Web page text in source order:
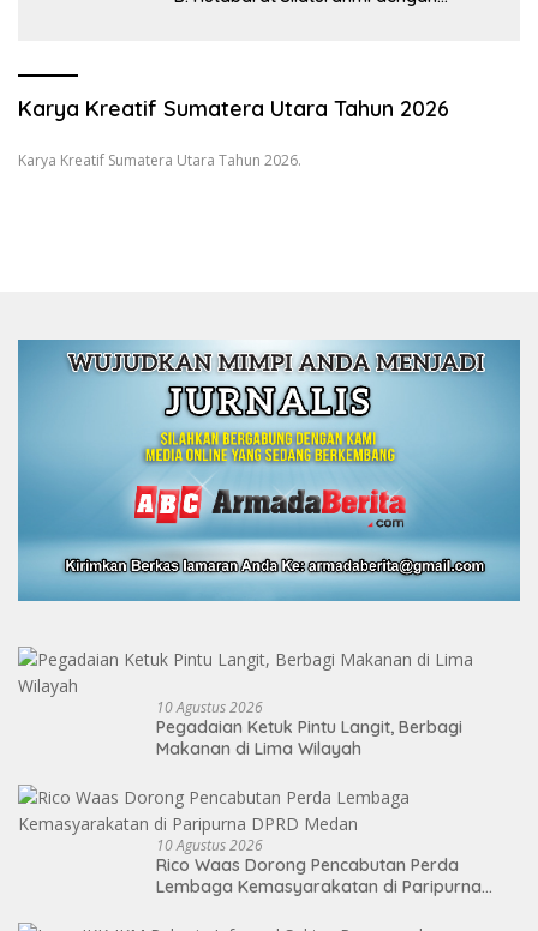
Karya Kreatif Sumatera Utara Tahun 2026
Karya Kreatif Sumatera Utara Tahun 2026.
10 Agustus 2026
Pegadaian Ketuk Pintu Langit, Berbagi
Makanan di Lima Wilayah
10 Agustus 2026
Rico Waas Dorong Pencabutan Perda
Lembaga Kemasyarakatan di Paripurna